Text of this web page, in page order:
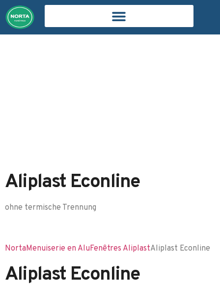
Aliplast Econline
ohne termische Trennung
NortaMenuiserie en AluFenêtres AliplastAliplast Econline
Aliplast Econline